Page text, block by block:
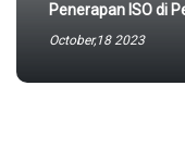
Penerapan ISO di
October,18 2023